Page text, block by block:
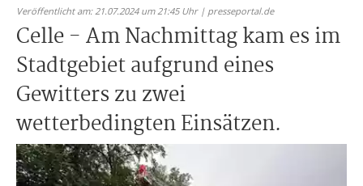
Veröffentlicht am: 21.07.2024 um 21:45 Uhr | presseportal.de
Celle - Am Nachmittag kam es im
Stadtgebiet aufgrund eines
Gewitters zu zwei
wetterbedingten Einsätzen.